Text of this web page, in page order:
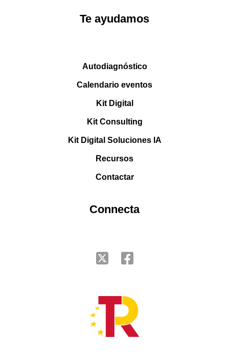
Te ayudamos
Autodiagnóstico
Calendario eventos
Kit Digital
Kit Consulting
Kit Digital Soluciones IA
Recursos
Contactar
Connecta